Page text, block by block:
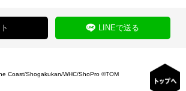
LINEで送る
Coast/Shogakukan/WHC/ShoPro ©TOM